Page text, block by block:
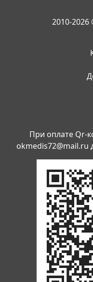
2010-
При оплате Qr-
okmedis72@mail.ru